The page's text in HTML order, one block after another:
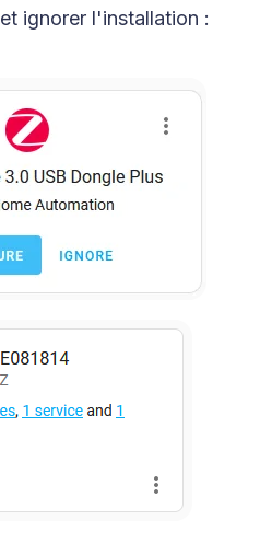
et ignorer l'installation :